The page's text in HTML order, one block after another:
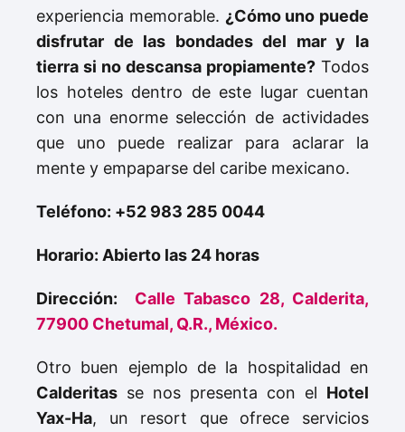
experiencia memorable. ¿Cómo uno puede
disfrutar de las bondades del mar y la
tierra si no descansa propiamente? Todos
los hoteles dentro de este lugar cuentan
con una enorme selección de actividades
que uno puede realizar para aclarar la
mente y empaparse del caribe mexicano.
Teléfono: +52 983 285 0044
Horario: Abierto las 24 horas
Dirección:
Calle Tabasco 28, Calderita,
77900 Chetumal, Q.R., México.
Otro buen ejemplo de la hospitalidad en
Calderitas se nos presenta con el Hotel
Yax-Ha, un resort que ofrece servicios